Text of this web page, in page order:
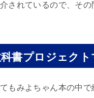
されているので、そ
書プロジェク
もみよちゃん本の中